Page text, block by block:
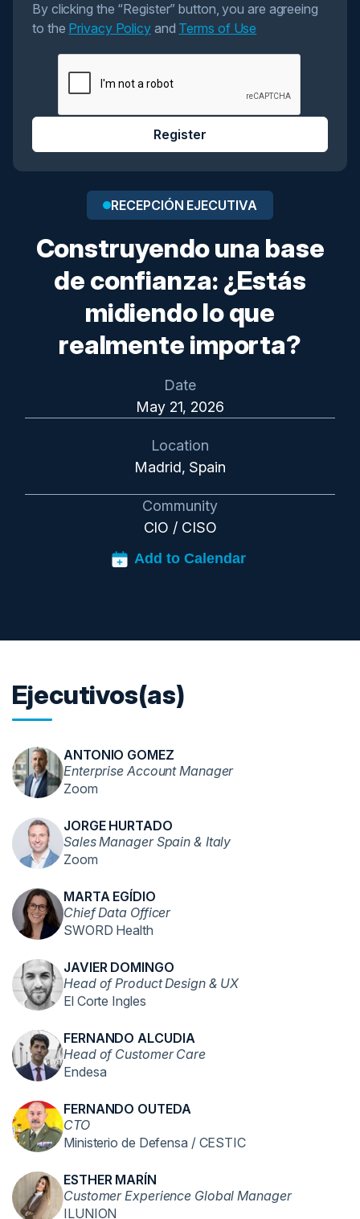
RECEPCIÓN EJECUTIVA
Construyendo una base
de confianza: ¿Estás
midiendo lo que
realmente importa?
Date
May 21, 2026
Location
Madrid, Spain
Community
CIO / CISO
By clicking the “Register” button, you are agreeing
to the Privacy Policyand Terms of Use
Register
Ejecutivos(as)
ANTONIO GOMEZ
Enterprise Account Manager
Zoom
JORGE HURTADO
Sales Manager Spain & Italy
Zoom
MARTA EGÍDIO
Chief Data Officer
SWORD Health
JAVIER DOMINGO
Head of Product Design & UX
El Corte Ingles
FERNANDO ALCUDIA
Head of Customer Care
Endesa
FERNANDO OUTEDA
CTO
Ministerio de Defensa / CESTIC
ESTHER MARÍN
Customer Experience Global Manager
ILUNION